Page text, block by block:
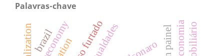
Palavras-chave
celso furtado
bioeconomy
brazil